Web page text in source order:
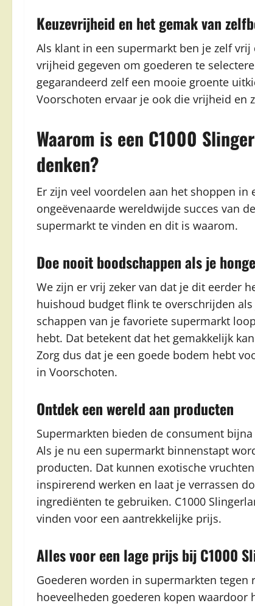
Keuzevrijheid en het gemak van
Als klant in een supermarkt ben je zelf
vrijheid gegeven om goederen te
gegarandeerd zelf een mooie groente
Voorschoten ervaar je ook die vrijheid en
Waarom is een C1000
denken?
Er zijn veel voordelen aan het shoppen
ongeëvenaarde wereldwijde succes van
supermarkt te vinden en dit is waarom.
Doe nooit boodschappen als je
We zijn er vrij zeker van dat je dit eerder
huishoud budget flink te overschrijden
schappen van je favoriete supermarkt
hebt. Dat betekent dat het gemakkelijk
Zorg dus dat je een goede bodem hebt
in Voorschoten.
Ontdek een wereld aan producten
Supermarkten bieden de consument
Als je nu een supermarkt binnenstapt
producten. Dat kunnen exotische
inspirerend werken en laat je verrassen
ingrediënten te gebruiken. C1000
vinden voor een aantrekkelijke prijs.
Alles voor een lage prijs bij C1000
Goederen worden in supermarkten
hoeveelheden goederen kopen